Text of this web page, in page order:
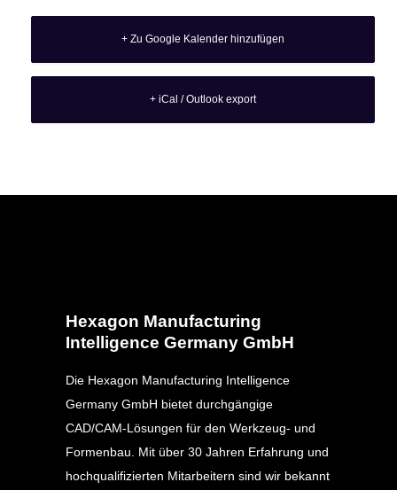
+ Zu Google Kalender hinzufügen
+ iCal / Outlook export
Hexagon Manufacturing
Intelligence Germany GmbH
Die Hexagon Manufacturing Intelligence
Germany GmbH bietet durchgängige
CAD/CAM-Lösungen für den Werkzeug- und
Formenbau. Mit über 30 Jahren Erfahrung und
hochqualifizierten Mitarbeitern sind wir bekannt